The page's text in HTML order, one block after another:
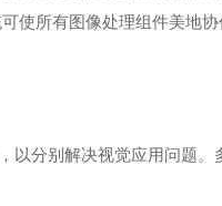
使所有图像处理组件美地协
以分别解决视觉应用问题